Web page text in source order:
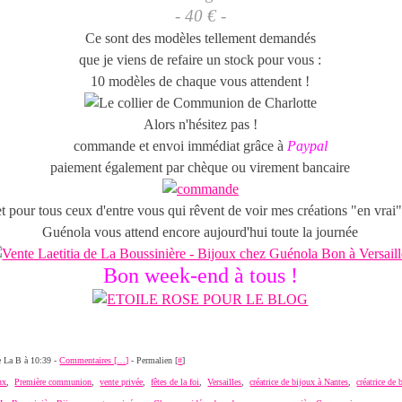
- 40 € -
Ce sont des modèles tellement demandés
que je viens de refaire un stock pour vous :
10 modèles de chaque vous attendent !
Alors n'hésitez pas !
commande et envoi immédiat grâce à Paypal
paiement également par chèque ou virement bancaire
pour tous ceux d'entre vous qui rêvent de voir mes créations "en
Guénola vous attend encore aujourd'hui toute la journée
Bon week-end à tous !
La B à 10:39 -Commentaires [ …] - Permalien [#]
,Première communion ,vente privée ,fêtes de la foi ,Versailles ,créatrice de bijoux à Nantes ,créatrice de